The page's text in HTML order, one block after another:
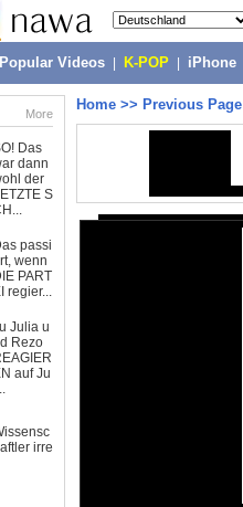
Popular Videos K-POP iPhone
More
Das
dann
der
S
passi
wenn
PART
regier...
Julia u
Rezo
auf Ju
irre
Home >> Previous Page